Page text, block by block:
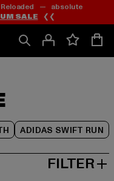
— absolute
SALE ❮❮
ADIDAS SWIFT RUN
FILTER